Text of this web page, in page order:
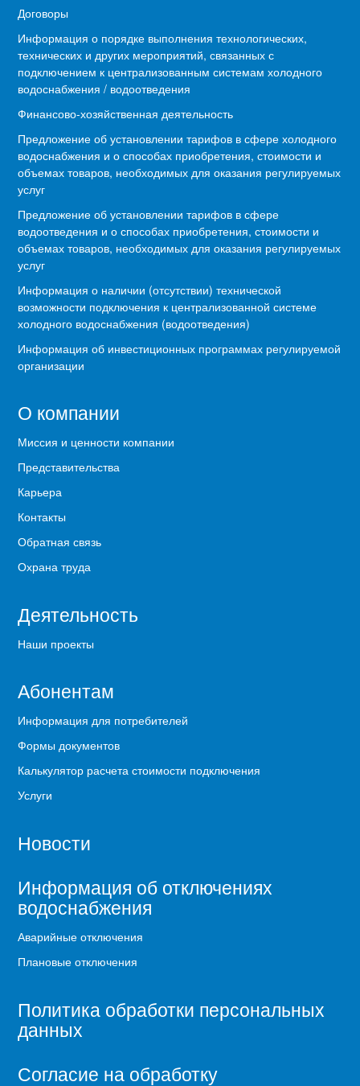
Договоры
Информация о порядке выполнения технологических,
технических и других мероприятий, связанных с
подключением к централизованным системам холодного
водоснабжения / водоотведения
Финансово-хозяйственная деятельность
Предложение об установлении тарифов в сфере холодного
водоснабжения и о способах приобретения, стоимости и
объемах товаров, необходимых для оказания регулируемых
услуг
Предложение об установлении тарифов в сфере
водоотведения и о способах приобретения, стоимости и
объемах товаров, необходимых для оказания регулируемых
услуг
Информация о наличии (отсутствии) технической
возможности подключения к централизованной системе
холодного водоснабжения (водоотведения)
Информация об инвестиционных программах регулируемой
организации
О компании
Миссия и ценности компании
Представительства
Карьера
Контакты
Обратная связь
Охрана труда
Деятельность
Наши проекты
Абонентам
Информация для потребителей
Формы документов
Калькулятор расчета стоимости подключения
Услуги
Новости
Информация об отключениях
водоснабжения
Аварийные отключения
Плановые отключения
Политика обработки персональных
данных
Согласие на обработку